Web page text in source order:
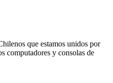
que estamos unidos por
computadores y consolas de